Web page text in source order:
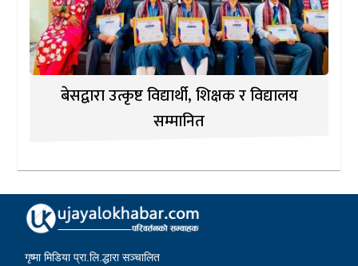
बेसद्वारा उत्कृष्ट विद्यार्थी, शिक्षक र विद्यालय
सम्मानित
गृष्मा मिडिया प्रा.लि.द्धारा सञ्चालित